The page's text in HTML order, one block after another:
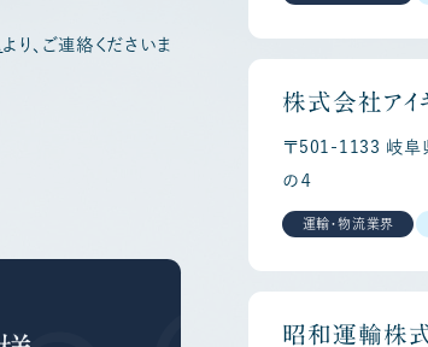
より、ご連絡くださいま
株式会社アイ
〒501-1133 岐阜
の４
運輸・物流業界
昭和運輸株